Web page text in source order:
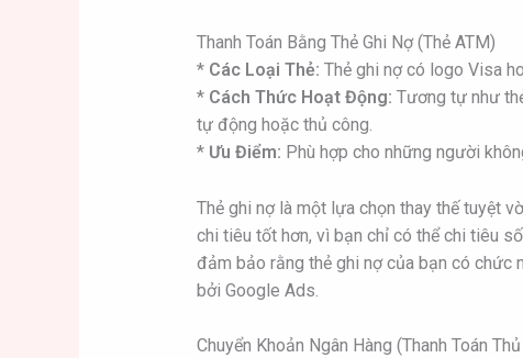
Thanh Toán Bằng Thẻ Ghi Nợ (Thẻ ATM)
* Các Loại Thẻ: Thẻ ghi nợ có logo Visa
* Cách Thức Hoạt Động: Tương tự như
tự động hoặc thủ công.
* Ưu Điểm: Phù hợp cho những người
Thẻ ghi nợ là một lựa chọn thay thế tuyệt
chi tiêu tốt hơn, vì bạn chỉ có thể chi tiêu
đảm bảo rằng thẻ ghi nợ của bạn có chức
bởi Google Ads.
Chuyển Khoản Ngân Hàng (Thanh Toán